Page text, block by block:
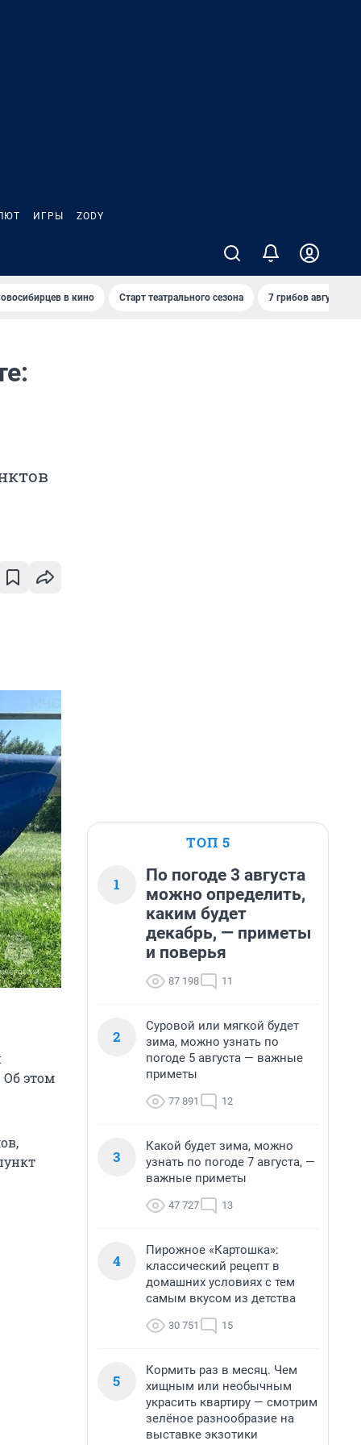
ИГРЫ ZODY
в кино Старт театрального сезона 7 грибов августа
этом
ТОП 5
1
По погоде 3 августа
можно определить,
каким будет
декабрь, — приметы
и поверья
87 198 11
2
Суровой или мягкой будет
зима, можно узнать по
погоде 5 августа — важные
приметы
77 891 12
3
Какой будет зима, можно
узнать по погоде 7 августа, —
важные приметы
47 727 13
4
Пирожное «Картошка»:
классический рецепт в
домашних условиях с тем
самым вкусом из детства
30 751 15
5
Кормить раз в месяц. Чем
хищным или необычным
украсить квартиру — смотрим
зелёное разнообразие на
выставке экзотики